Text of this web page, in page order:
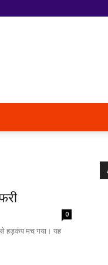
0
से हड़कंप मच गया। यह